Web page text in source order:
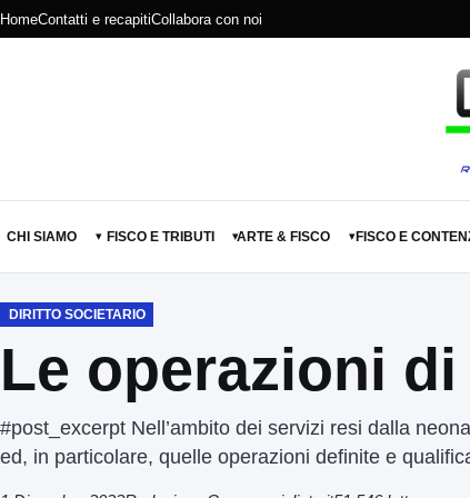
HomeContatti e recapitiCollabora con noi
CHI SIAMO ▾ FISCO E TRIBUTI ▾ARTE & FISCO ▾FISCO E
DIRITTO SOCIETARIO
Le operazioni
#post_excerpt Nell’ambito dei servizi resi dalla
ed, in particolare, quelle operazioni definite e